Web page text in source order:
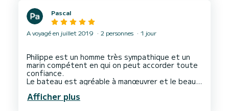
Pascal
A voyagé en juillet 2019 2 personnes 1 jour
Philippe est un homme très sympathique et un
marin compétent en qui on peut accorder toute
confiance.
Le bateau est agréable à manœuvrer et le beau
administratif coté location.
Bref une journée de rêve à renouveler à la
Afficher plus